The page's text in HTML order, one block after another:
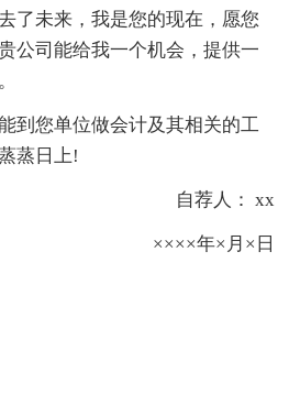
了未来，我是您的现在，愿您
公司能给我一个机会，提供一
您单位做会计及其相关的工
蒸日上!
自荐人： xx
××××年×月×日